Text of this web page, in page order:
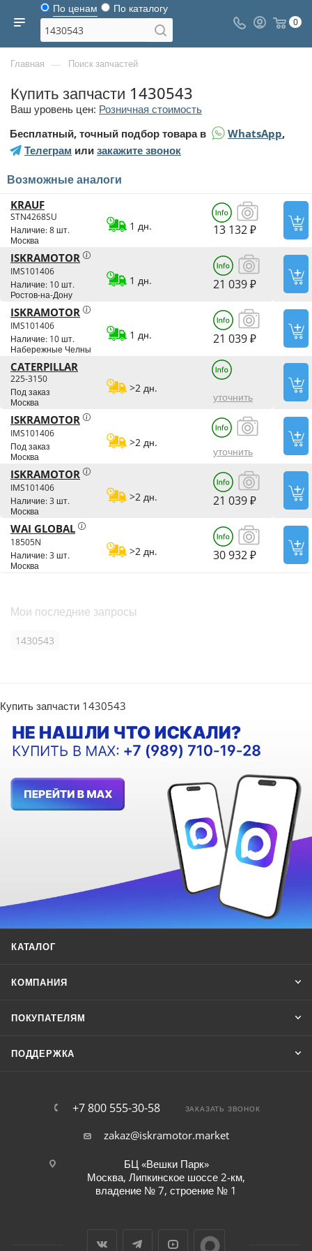
По ценам По каталогу
0
Главная — Поиск запчастей
Купить запчасти 1430543
Ваш уровень цен: Розничная стоимость
Бесплатный, точный подбор товара в
WhatsApp,
Телеграм или закажите звонок
Возможные аналоги
KRAUF
STN4268SU
Наличие: 8 шт.
Москва
1 дн. 13 132 ₽
ISKRAMOTOR
IMS101406
Наличие: 10 шт.
Ростов-на-Дону
1 дн. 21 039 ₽
ISKRAMOTOR
IMS101406
Наличие: 10 шт.
Набережные Челны
1 дн. 21 039 ₽
CATERPILLAR
225-3150
Под заказ
Москва
>2 дн.
уточнить
ISKRAMOTOR
IMS101406
Под заказ
Москва
>2 дн.
уточнить
ISKRAMOTOR
IMS101406
Наличие: 3 шт.
Москва
>2 дн. 21 039 ₽
WAI GLOBAL
18505N
Наличие: 3 шт.
Москва
>2 дн. 30 932 ₽
Мои последние запросы
1430543
Купить запчасти 1430543
КАТАЛОГ
КОМПАНИЯ
ПОКУПАТЕЛЯМ
ПОДДЕРЖКА
+7 800 555-30-58 ЗАКАЗАТЬ ЗВОНОК
zakaz@iskramotor.market
БЦ «Вешки Парк»
Москва, Липкинское шоссе 2-км,
владение № 7, строение № 1